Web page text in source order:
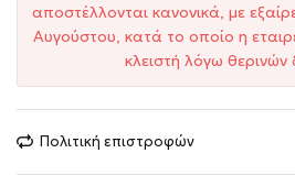
αποστέλλονται κανονικά, με
Αυγούστου, κατά το οποίο η
κλειστή λόγω
Πολιτική επιστροφών